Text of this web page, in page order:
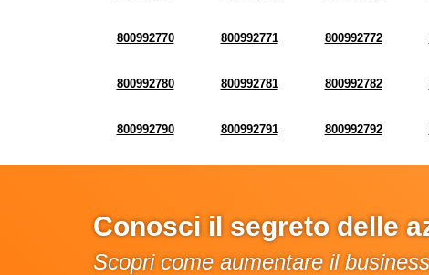
800992770 800992771 800992772
800992780 800992781 800992782
800992790 800992791 800992792
Conosci il segreto delle
Scopri come aumentare il